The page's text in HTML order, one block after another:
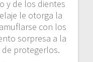
y de los dientes
le otorga la
con los
sorpresa a la
protegerlos.